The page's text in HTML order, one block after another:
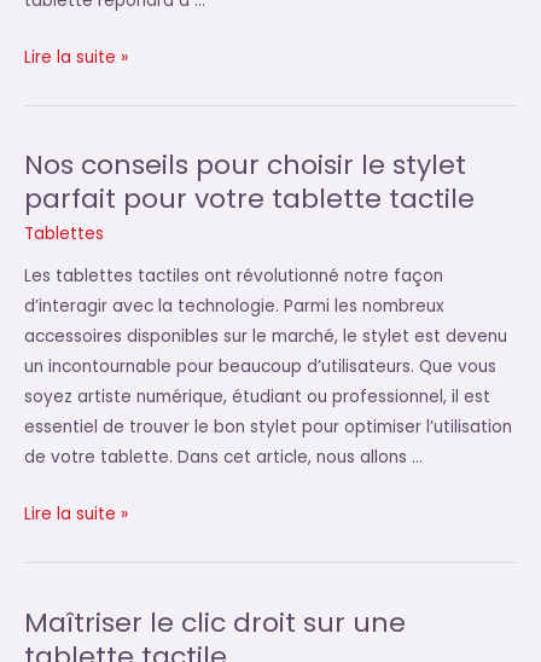
La
la
tablette
tactile
qui
révolutionne
l’expérience
Android
Lire la suite »
Nos conseils pour choisir le stylet
parfait pour votre tablette tactile
Tablettes
Les tablettes tactiles ont révolutionné notre façon
d’interagir avec la technologie. Parmi les nombreux
accessoires disponibles sur le marché, le stylet est devenu
un incontournable pour beaucoup d’utilisateurs. Que vous
soyez artiste numérique, étudiant ou professionnel, il est
essentiel de trouver le bon stylet pour optimiser l’utilisation
de votre tablette. Dans cet article, nous allons …
Nos
le
Lire la suite »
Maîtriser le clic droit sur une